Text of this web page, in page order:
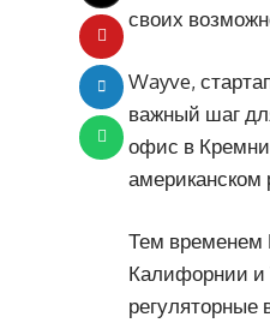
своих
Wayve,
важный шаг
офис в
американском
Тем временем
Калифорнии и
регуляторные